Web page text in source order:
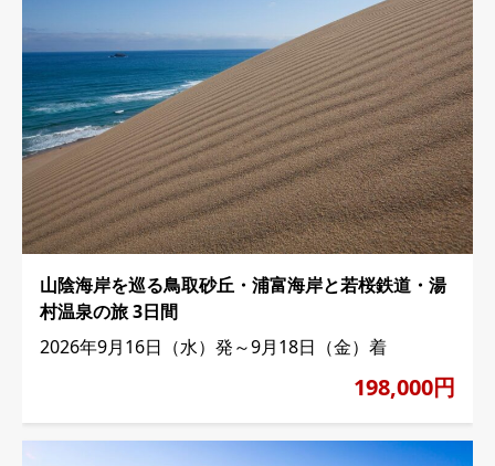
山陰海岸を巡る鳥取砂丘・浦富海岸と若桜鉄道・湯
村温泉の旅 3日間
2026年9月16日（水）発～9月18日（金）着
198,000円